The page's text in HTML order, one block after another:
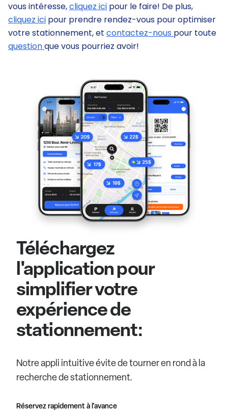
vous intéresse,cliquez ici pour le faire! De plus,
cliquez ici pour prendre rendez-vous pour optimiser
votre stationnement, et contactez-nous pour toute
questionque vous pourriez avoir!
Téléchargez
l'application pour
simplifier votre
expérience de
stationnement:
Notre appli intuitive évite de tourner en rond à la
recherche de stationnement.
Réservez rapidement à l'avance